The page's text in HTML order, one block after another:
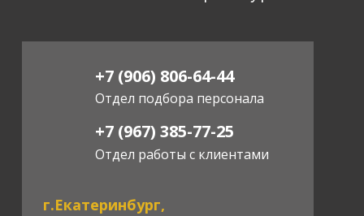
Отдел работы с клиентами
Отдел подбора персонала
+7 (906) 806-64-44
+7 (967) 385-77-25
г.Екатеринбург,